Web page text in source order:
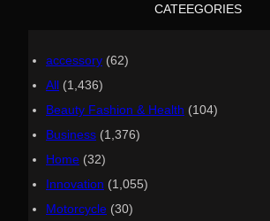
CATEEGORIES
accessory (62)
All (1,436)
Beauty Fashion & Health (104)
Business (1,376)
Home (32)
Innovation (1,055)
Motorcycle (30)